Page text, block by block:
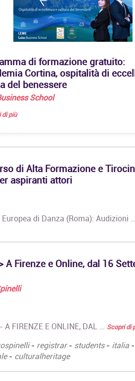
di formazione gratuito:
Cortina, ospitalità di
del benessere
School
di più
di Alta Formazione e
aspiranti attori
di Danza (Roma): Audizioni …
A Firenze e Online, dal 16
A FIRENZE E ONLINE, DAL … Scopri di
- registrar- students- italia-
- culturalheritage
e Design
riguarda
Pala di
di
tecniche
Public
Corso
Attestato